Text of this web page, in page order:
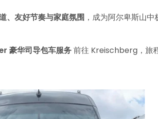
、友好节奏与家庭氛围 ，成为阿尔卑斯山
豪华司导包车服务前往 Kreischberg，旅